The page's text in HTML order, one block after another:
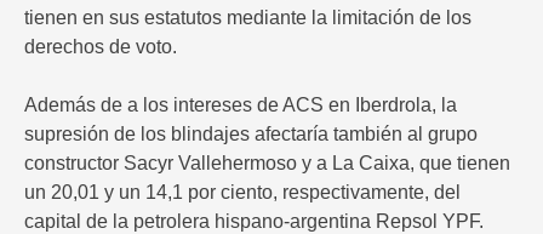
tienen en sus estatutos mediante la limitación de los
derechos de voto.
Además de a los intereses de ACS en Iberdrola, la
supresión de los blindajes afectaría también al grupo
constructor Sacyr Vallehermoso y a La Caixa, que tienen
un 20,01 y un 14,1 por ciento, respectivamente, del
capital de la petrolera hispano-argentina Repsol YPF.